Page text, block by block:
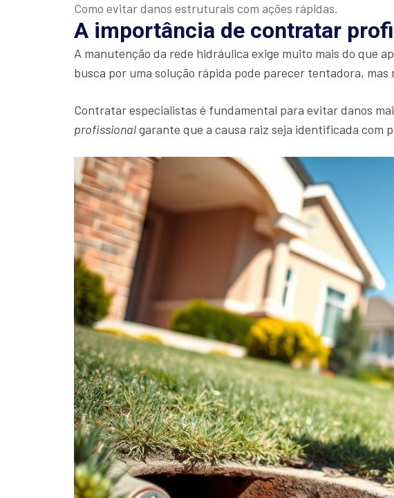
Como evitar danos estruturais com ações rápidas.
A importância de contratar
A manutenção da rede hidráulica exige muito mais do que
busca por uma solução rápida pode parecer tentadora, mas
Contratar especialistas é fundamental para evitar danos
profissionalgarante que a causa raiz seja identificada com